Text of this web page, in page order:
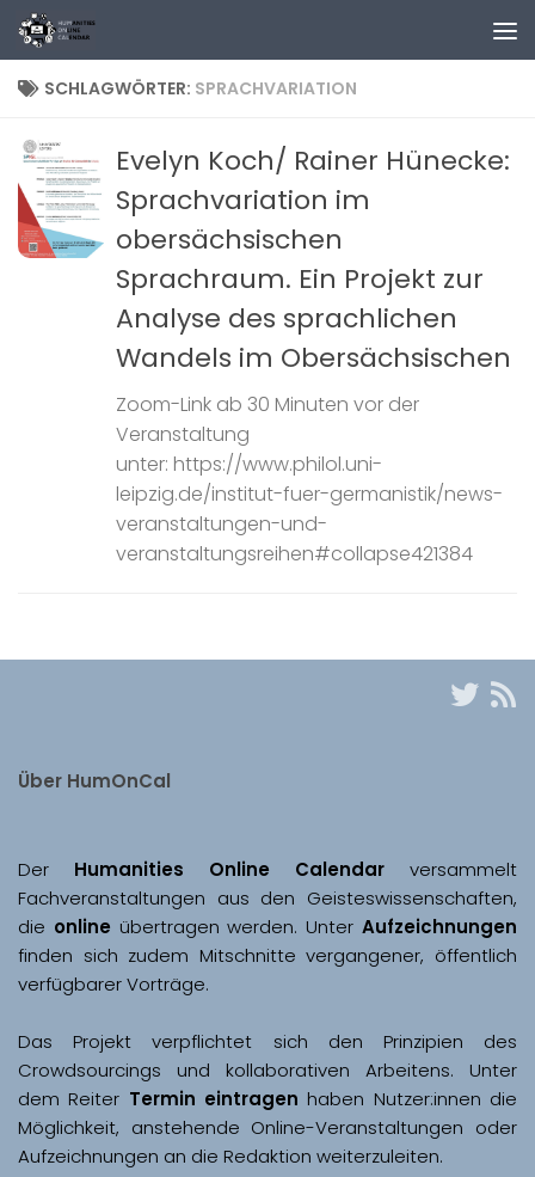
Zum Inhalt springen
SCHLAGWÖRTER: SPRACHVARIATION
Evelyn Koch/ Rainer Hünecke:
Sprachvariation im
obersächsischen
Sprachraum. Ein Projekt zur
Analyse des sprachlichen
Wandels im Obersächsischen
Zoom-Link ab 30 Minuten vor der
Veranstaltung
unter: https://www.philol.uni-
leipzig.de/institut-fuer-germanistik/news-
veranstaltungen-und-
veranstaltungsreihen#collapse421384
Über HumOnCal
Der Humanities Online Calendar versammelt
Fachveranstaltungen aus den Geisteswissenschaften,
die online übertragen werden. Unter Aufzeichnungen
finden sich zudem Mitschnitte vergangener, öffentlich
Das Projekt verpflichtet sich den Prinzipien des
Crowdsourcings und kollaborativen Arbeitens. Unter
dem Reiter Termin eintragen haben Nutzer:innen die
Möglichkeit, anstehende Online-Veranstaltungen oder
Aufzeichnungen an die Redaktion weiterzuleiten.